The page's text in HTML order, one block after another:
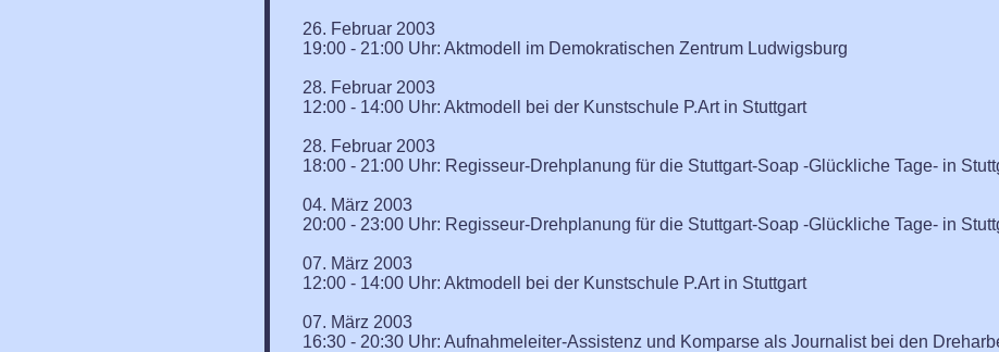
26. Februar 2003
19:00 - 21:00 Uhr: Aktmodell im Demokratischen Zentrum Ludwigsburg
28. Februar 2003
12:00 - 14:00 Uhr: Aktmodell bei der Kunstschule P.Art in Stuttgart
28. Februar 2003
18:00 - 21:00 Uhr: Regisseur-Drehplanung für die Stuttgart-Soap -Glückliche Tage- in
04. März 2003
20:00 - 23:00 Uhr: Regisseur-Drehplanung für die Stuttgart-Soap -Glückliche Tage- in
07. März 2003
12:00 - 14:00 Uhr: Aktmodell bei der Kunstschule P.Art in Stuttgart
07. März 2003
16:30 - 20:30 Uhr: Aufnahmeleiter-Assistenz und Komparse als Journalist bei den